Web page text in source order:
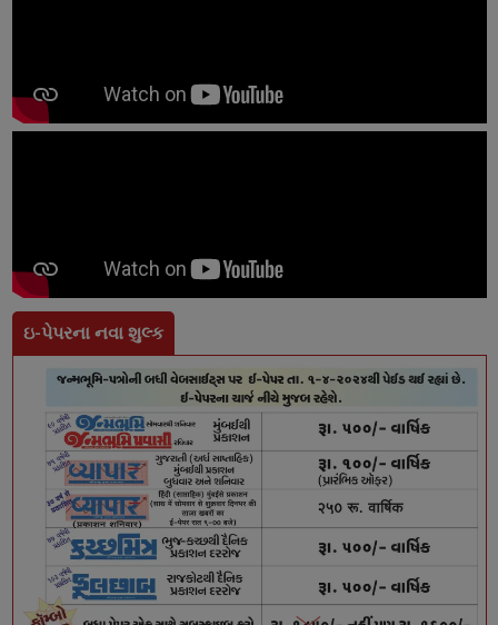
ઇ-પેપરના નવા શુલ્ક